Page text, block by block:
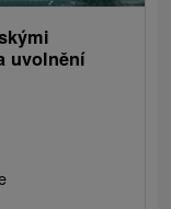
uvolnění